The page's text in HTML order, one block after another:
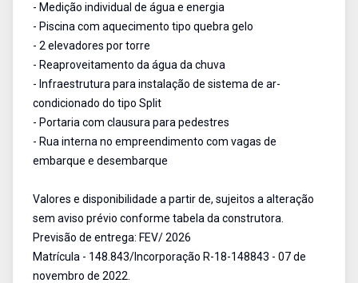
- Medição individual de água e energia
- Piscina com aquecimento tipo quebra gelo
- 2 elevadores por torre
- Reaproveitamento da água da chuva
- Infraestrutura para instalação de sistema de ar-
condicionado do tipo Split
- Portaria com clausura para pedestres
- Rua interna no empreendimento com vagas de
embarque e desembarque
Valores e disponibilidade a partir de, sujeitos a alteração
sem aviso prévio conforme tabela da construtora.
Previsão de entrega: FEV/ 2026
Matrícula - 148.843/Incorporação R-18-148843 - 07 de
novembro de 2022.